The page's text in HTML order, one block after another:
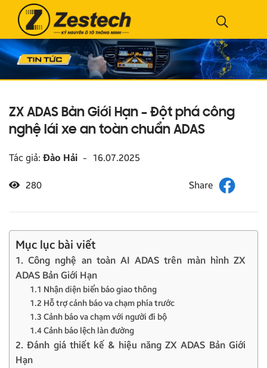
ZX ADAS Bản Giới Hạn – Đột phá công
nghệ lái xe an toàn chuẩn ADAS
Tác giả: Đào Hải - 16.07.2025
280
Mục lục bài viết
1. Công nghệ an toàn AI ADAS trên màn hình ZX
ADAS Bản Giới Hạn
1.1 Nhận diện biển báo giao thông
1.2 Hỗ trợ cảnh báo va chạm phía trước
1.3 Cảnh báo va chạm với người đi bộ
1.4 Cảnh báo lệch làn đường
2. Đánh giá thiết kế & hiệu năng ZX ADAS Bản Giới
Hạn